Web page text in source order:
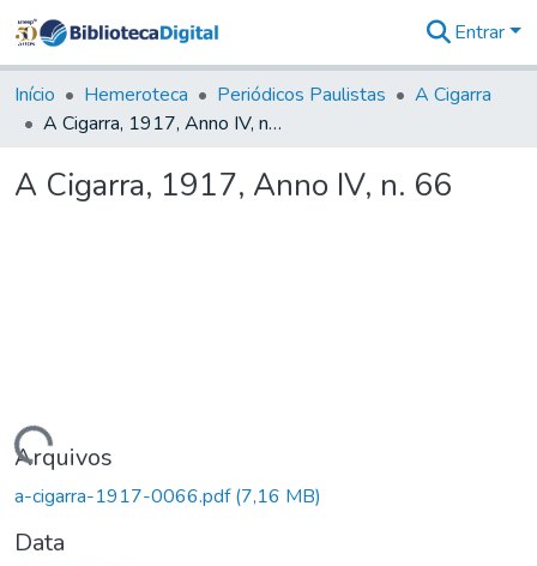
&
Coleções
Tudo na
Digital
Entrar
Início Hemeroteca Periódicos Paulistas
A Cigarra
A Cigarra, 1917, Anno IV, n. 66
A Cigarra, 1917, Anno IV, n. 66
Carregando...
Arquivos
a-cigarra-1917-0066.pdf(7,16 MB)
Data